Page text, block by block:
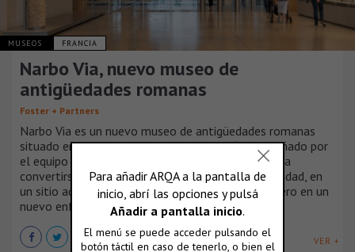
MUSEOS FRANCIA
Narbo Via, nuevo museo de
antigüedades romanas
Foster + Partners
Narbo Via es un nuevo museo de antigüedades romanas
situado en el corazón de Narbona. El edificio, diseñado por
el equipo integrado de la práctica, está destinado a
convertirse en un nuevo hito en la entrada a la ciudad, en
un sitio adyacente al Canal de la Robine y es pionero en un
nuevo enfoque del diseño museográfico.
VER +